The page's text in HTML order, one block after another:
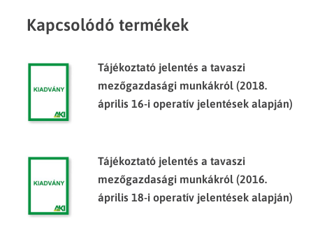
Kapcsolódó termékek
Tájékoztató jelentés a tavaszi
mezőgazdasági munkákról (2018.
április 16-i operatív jelentések alapján)
Tájékoztató jelentés a tavaszi
mezőgazdasági munkákról (2016.
április 18-i operatív jelentések alapján)